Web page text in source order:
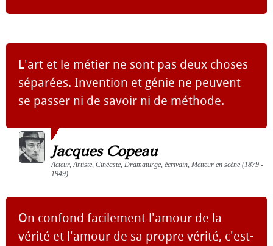
L'art et le métier ne sont pas deux choses
séparées. Invention et génie ne peuvent
se passer ni de savoir ni de méthode.
Jacques Copeau
Acteur, Artiste, Cinéaste, Dramaturge, écrivain, Metteur en scène (1879 -
1949)
On confond facilement l'amour de la
vérité et l'amour de sa propre vérité, c'est-